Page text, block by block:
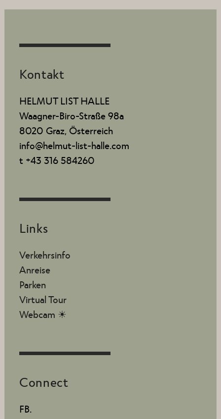
Kontakt
HELMUT LIST HALLE
Waagner-Biro-Straße 98a
8020 Graz, Österreich
info@helmut-list-halle.com
t +43 316 584260
Links
Verkehrsinfo
Anreise
Parken
Virtual Tour
Webcam ☀
Connect
FB.